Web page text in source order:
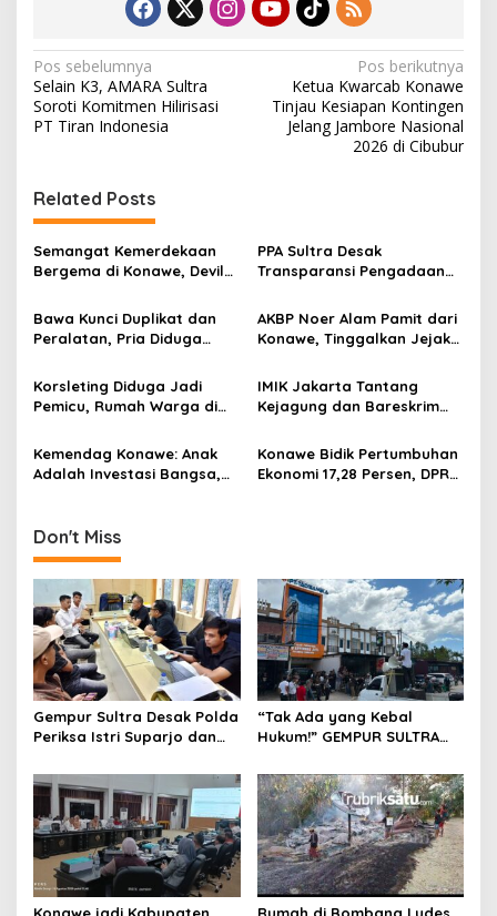
N
a
v
g
a
s
i
p
o
s
Pos sebelumnya
Selain K3, AMARA Sultra
Soroti Komitmen Hilirisasi
PT Tiran Indonesia
Pos berikutnya
Ketua Kwarcab Konawe
Tinjau Kesiapan Kontingen
Jelang Jambore Nasional
2026 di Cibubur
Related Posts
Semangat Kemerdekaan
Bergema di Konawe, Devile
Barisan
PPA Sultra Desak
Transparansi Pengadaan
Konawe, Plt Kadis PK Buka
Penjelasan
Bawa Kunci Duplikat dan
Peralatan, Pria Diduga
Indosat Diamankan
AKBP Noer Alam Pamit dari
Konawe, Tinggalkan Jejak
Mendalam di Hati
Masyarakat
Korsleting Diduga Jadi
Pemicu, Rumah Warga di
Si Jago Merah
IMIK Jakarta Tantang
Kejagung dan Bareskrim
Nickel Resources, Usut
Dugaan Pembeking
Kemendag Konawe: Anak
Adalah Investasi Bangsa,
Perundungan
Konawe Bidik Pertumbuhan
Ekonomi 17,28 Persen, DPRD
Don't Miss
Gempur Sultra Desak Polda
Periksa Istri Suparjo dan
Kasus Tambang Ilegal
“Tak Ada yang Kebal
Hukum!” GEMPUR SULTRA
Tanawali dan PT
Tadisangka, Siap Kuasai
Lahan Puuwatu